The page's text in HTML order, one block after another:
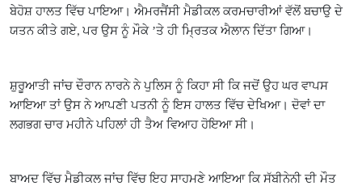
ਬੇਹੋਸ਼ ਹਾਲਤ ਵਿੱਚ ਪਾਇਆ। ਐਮਰਜੈਂਸੀ ਮੈਡੀਕਲ ਕਰਮਚਾਰੀਆਂ ਵੱਲੋਂ ਬਚਾਉ ਦੇ
ਯਤਨ ਕੀਤੇ ਗਏ, ਪਰ ਉਸ ਨੂੰ ਮੌਕੇ ’ਤੇ ਹੀ ਮ੍ਰਿਤਕ ਐਲਾਨ ਦਿੱਤਾ ਗਿਆ।
ਸ਼ੁਰੂਆਤੀ ਜਾਂਚ ਦੌਰਾਨ ਨਾਰਨੇ ਨੇ ਪੁਲਿਸ ਨੂੰ ਕਿਹਾ ਸੀ ਕਿ ਜਦੋਂ ਉਹ ਘਰ ਵਾਪਸ
ਆਇਆ ਤਾਂ ਉਸ ਨੇ ਆਪਣੀ ਪਤਨੀ ਨੂੰ ਇਸ ਹਾਲਤ ਵਿੱਚ ਦੇਖਿਆ। ਦੋਵਾਂ ਦਾ
ਲਗਭਗ ਚਾਰ ਮਹੀਨੇ ਪਹਿਲਾਂ ਹੀ ਤੈਅ ਵਿਆਹ ਹੋਇਆ ਸੀ।
ਬਾਅਦ ਵਿੱਚ ਮੈਡੀਕਲ ਜਾਂਚ ਵਿੱਚ ਇਹ ਸਾਹਮਣੇ ਆਇਆ ਕਿ ਸੱਬੀਨੇਨੀ ਦੀ ਮੌਤ